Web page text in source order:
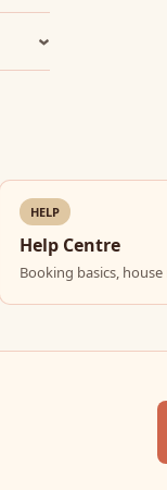
HELP
Help Centre
Booking basics,